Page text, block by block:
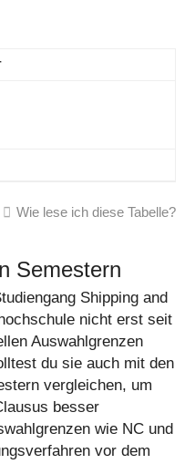
Wie lese ich diese Tabelle?
Semestern
Shipping and
nicht erst seit
Auswahlgrenzen
du sie auch mit den
vergleichen, um
besser
wie NC und
vor dem